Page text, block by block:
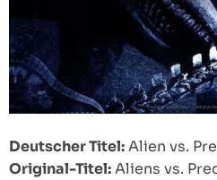
Deutscher Titel:Alien vs.
Original-Titel:Aliens vs.